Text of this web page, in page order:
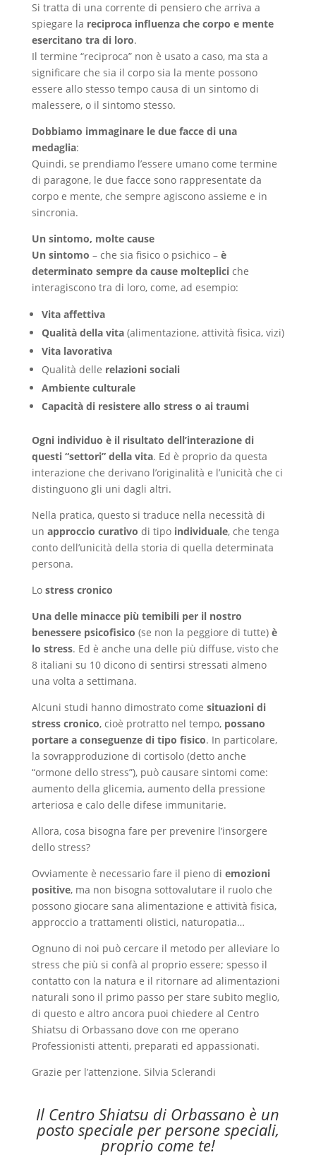
Si tratta di una corrente di pensiero che arriva a
spiegare la reciproca influenza che corpo e mente
esercitano tra di loro.
Il termine “reciproca” non è usato a caso, ma sta a
significare che sia il corpo sia la mente possono
essere allo stesso tempo causa di un sintomo di
malessere, o il sintomo stesso.
Dobbiamo immaginare le due facce di una
medaglia:
Quindi, se prendiamo l’essere umano come termine
di paragone, le due facce sono rappresentate da
corpo e mente, che sempre agiscono assieme e in
sincronia.
Un sintomo, molte cause
Un sintomo – che sia fisico o psichico – è
determinato sempre da cause moltepliciche
interagiscono tra di loro, come, ad esempio:
Vita affettiva
Qualità della vita (alimentazione, attività fisica, vizi)
Vita lavorativa
Qualità delle relazioni sociali
Ambiente culturale
Capacità di resistere allo stress o ai traumi
Ogni individuo è il risultato dell’interazione di
questi “settori” della vita. Ed è proprio da questa
interazione che derivano l’originalità e l’unicità che ci
distinguono gli uni dagli altri.
Nella pratica, questo si traduce nella necessità di
un approccio curativo di tipo individuale, che tenga
conto dell’unicità della storia di quella determinata
persona.
Lostress cronico
Una delle minacce più temibili per il nostro
benessere psicofisico (se non la peggiore di tutte) è
lo stress. Ed è anche una delle più diffuse, visto che
8 italiani su 10 dicono di sentirsi stressati almeno
una volta a settimana.
Alcuni studi hanno dimostrato come situazioni di
stress cronico, cioè protratto nel tempo, possano
portare a conseguenze di tipo fisico. In particolare,
la sovrapproduzione di cortisolo (detto anche
“ormone dello stress”), può causare sintomi come:
aumento della glicemia, aumento della pressione
arteriosa e calo delle difese immunitarie.
Allora, cosa bisogna fare per prevenire l’insorgere
dello stress?
Ovviamente è necessario fare il pieno di emozioni
positive, ma non bisogna sottovalutare il ruolo che
possono giocare sana alimentazione e attività fisica,
approccio a trattamenti olistici, naturopatia…
Ognuno di noi può cercare il metodo per alleviare lo
stress che più si confà al proprio essere; spesso il
contatto con la natura e il ritornare ad alimentazioni
naturali sono il primo passo per stare subito meglio,
di questo e altro ancora puoi chiedere al Centro
Shiatsu di Orbassano dove con me operano
Professionisti attenti, preparati ed appassionati.
Grazie per l’attenzione. Silvia Sclerandi
Il Centro Shiatsu di Orbassano è un
posto speciale per persone speciali,
proprio come te!